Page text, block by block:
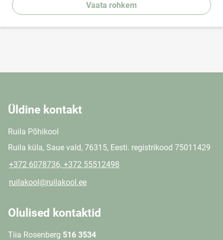
Vaata rohkem
Üldine kontakt
Ruila Põhikool
Ruila küla, Saue vald, 76315, Eesti. registrikood 75011429
+372 6078736, +372 55512498
ruilakool@ruilakool.ee
Olulised kontaktid
Tiia Rosenberg 516 3534